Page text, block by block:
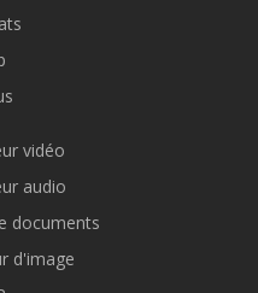
vidéo
audio
documents
d'image